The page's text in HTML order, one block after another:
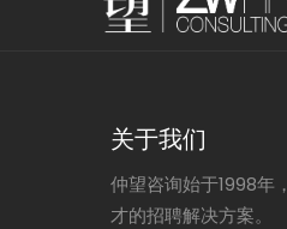
关于我们
仲望咨询始于1998年
才的招聘解决方案。